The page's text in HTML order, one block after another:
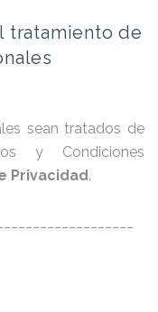
tratamiento de
sean tratados de
y Condiciones
Privacidad.